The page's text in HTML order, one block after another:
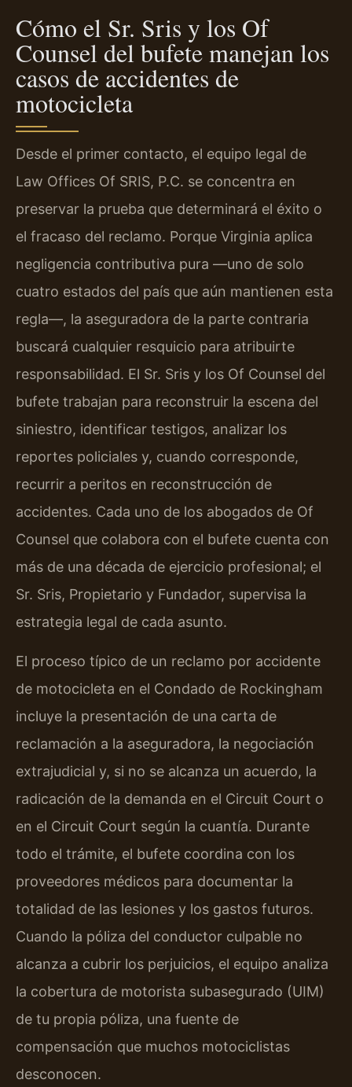
Cómo el Sr. Sris y los Of
Counsel del bufete manejan los
casos de accidentes de
motocicleta
Desde el primer contacto, el equipo legal de
Law Offices Of SRIS, P.C. se concentra en
preservar la prueba que determinará el éxito o
el fracaso del reclamo. Porque Virginia aplica
negligencia contributiva pura —uno de solo
cuatro estados del país que aún mantienen esta
regla—, la aseguradora de la parte contraria
buscará cualquier resquicio para atribuirte
responsabilidad. El Sr. Sris y los Of Counsel del
bufete trabajan para reconstruir la escena del
siniestro, identificar testigos, analizar los
reportes policiales y, cuando corresponde,
recurrir a peritos en reconstrucción de
accidentes. Cada uno de los abogados de Of
Counsel que colabora con el bufete cuenta con
más de una década de ejercicio profesional; el
Sr. Sris, Propietario y Fundador, supervisa la
estrategia legal de cada asunto.
El proceso típico de un reclamo por accidente
de motocicleta en el Condado de Rockingham
incluye la presentación de una carta de
reclamación a la aseguradora, la negociación
extrajudicial y, si no se alcanza un acuerdo, la
radicación de la demanda en el Circuit Court o
en el Circuit Court según la cuantía. Durante
todo el trámite, el bufete coordina con los
proveedores médicos para documentar la
totalidad de las lesiones y los gastos futuros.
Cuando la póliza del conductor culpable no
alcanza a cubrir los perjuicios, el equipo analiza
la cobertura de motorista subasegurado (UIM)
de tu propia póliza, una fuente de
compensación que muchos motociclistas
desconocen.